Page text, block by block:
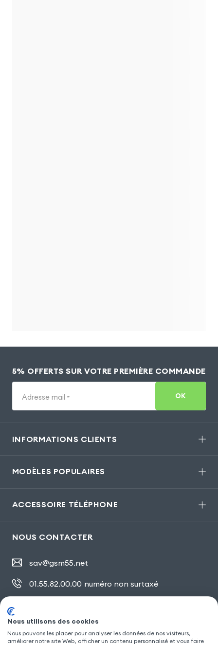
5% OFFERTS SUR VOTRE PREMIÈRE COMMANDE
Adresse mail * OK
INFORMATIONS CLIENTS
MODÈLES POPULAIRES
ACCESSOIRE TÉLÉPHONE
NOUS CONTACTER
sav@gsm55.net
01.55.82.00.00 numéro non surtaxé
SUIVEZ NOUS
Nous utilisons des cookies
Nous pouvons les placer pour analyser les données de nos visiteurs,
améliorer notre site Web, afficher un contenu personnalisé et vous faire